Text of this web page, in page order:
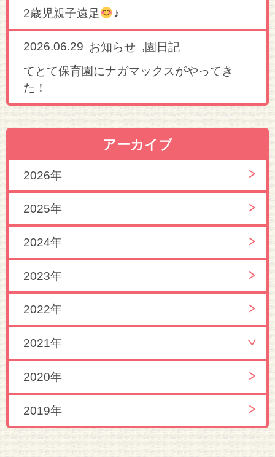
2歳児親子遠足
♪
2026.06.29 お知らせ ,園日記
てとて保育園にナガマックスがやってき
た！
アーカイブ
2026年
2025年
2024年
2023年
2022年
2021年
2020年
2019年